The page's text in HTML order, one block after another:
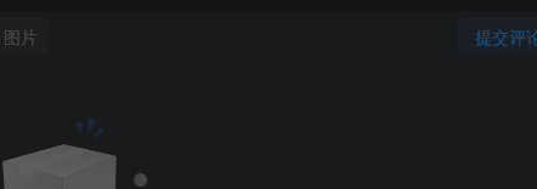
提交评
图片